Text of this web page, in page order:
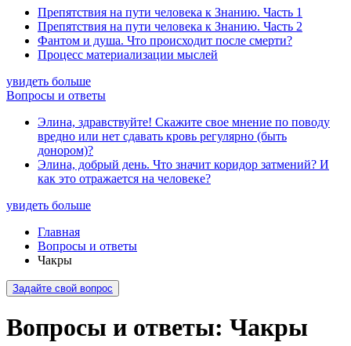
Препятствия на пути человека к Знанию. Часть 1
Препятствия на пути человека к Знанию. Часть 2
Фантом и душа. Что происходит после смерти?
Процесс материализации мыслей
увидеть больше
Вопросы и ответы
Элина, здравствуйте! Скажите свое мнение по поводу
вредно или нет сдавать кровь регулярно (быть
донором)?
Элина, добрый день. Что значит коридор затмений? И
как это отражается на человеке?
увидеть больше
Главная
Вопросы и ответы
Чакры
Задайте свой вопрос
Вопросы и ответы: Чакры